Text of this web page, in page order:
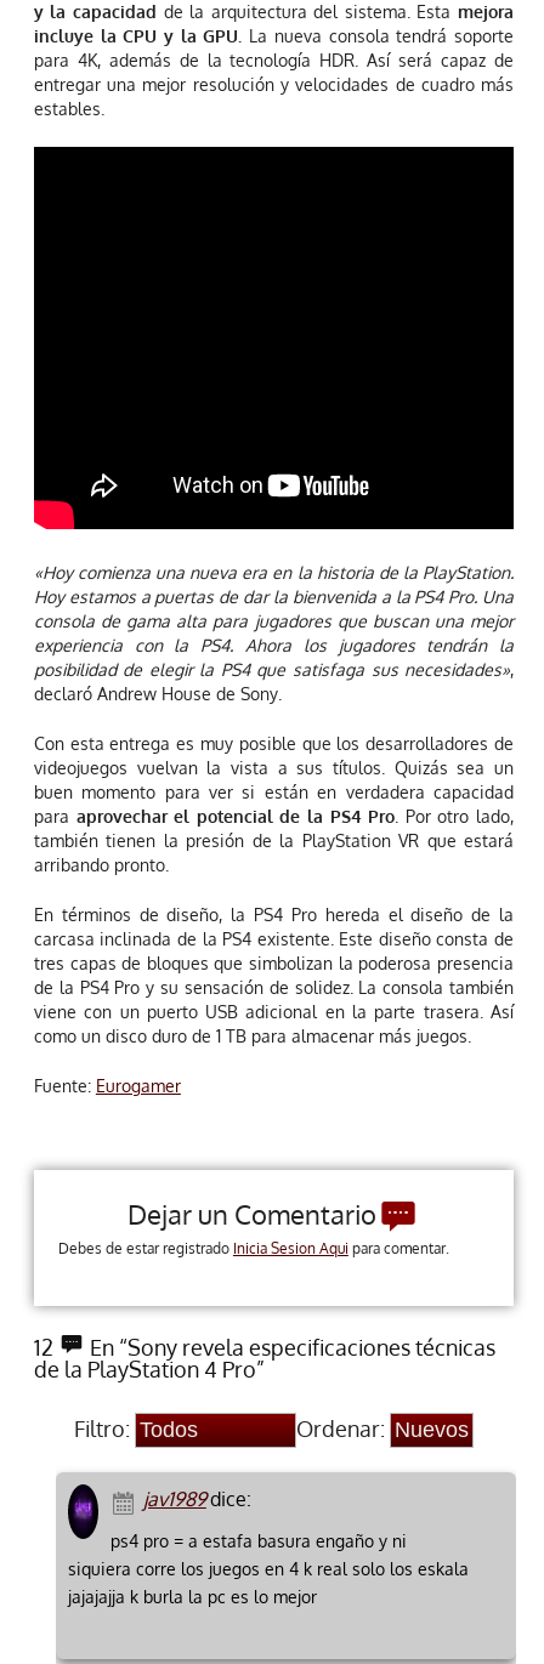
y la capacidad de la arquitectura del sistema. Esta mejora
incluye la CPU y la GPU.
La nueva consola tendrá soporte
para 4K, además de la tecnología HDR. Así será capaz de
entregar una mejor resolución y velocidades de cuadro más
estables.
«Hoy comienza una nueva era en la historia de la PlayStation.
Hoy estamos a puertas de dar la bienvenida a la PS4 Pro. Una
consola de gama alta para jugadores que buscan una mejor
experiencia con la PS4. Ahora los jugadores tendrán la
posibilidad de elegir la PS4 que satisfaga sus necesidades»,
declaró Andrew House de Sony.
Con esta entrega es muy posible que los desarrolladores de
videojuegos vuelvan la vista a sus títulos. Quizás sea un
buen momento para ver si están en verdadera capacidad
para aprovechar el potencial de la PS4 Pro . Por otro lado,
también tienen la presión de la PlayStation VR que estará
arribando pronto.
En términos de diseño, la PS4 Pro hereda el diseño de la
carcasa inclinada de la PS4 existente. Este diseño consta de
tres capas de bloques que simbolizan la poderosa presencia
de la PS4 Pro y su sensación de solidez. La consola también
viene con un puerto USB adicional en la parte trasera. Así
como un disco duro de 1 TB para almacenar más juegos.
Fuente: Eurogamer
Dejar un Comentario
Debes de estar registrado Inicia Sesion Aqui para comentar.
12
En “Sony revela especificaciones técnicas
de la PlayStation 4 Pro”
Filtro: Ordenar:
jav1989dice:
ps4 pro = a estafa basura engaño y ni
siquiera corre los juegos en 4 k real solo los eskala
jajajajja k burla la pc es lo mejor